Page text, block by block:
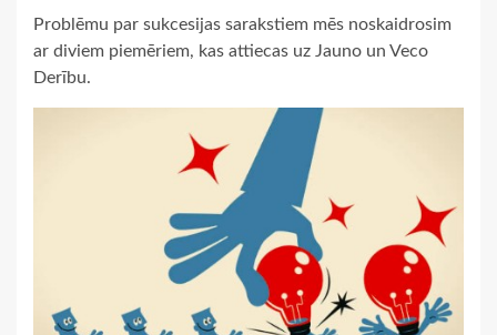
Problēmu par sukcesijas sarakstiem mēs noskaidrosim
ar diviem piemēriem, kas attiecas uz Jauno un Veco
Derību.